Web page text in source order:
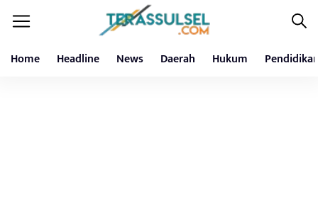
Home Headline News Daerah Hukum